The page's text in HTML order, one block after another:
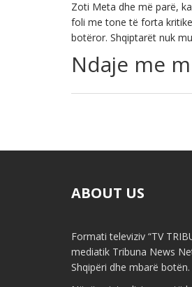
Zoti Meta dhe më parë,
foli me tone të forta
botëror. Shqiptarët nuk
Ndaje me
ABOUT US
Formati televiziv “TV
mediatik Tribuna News
Shqipëri dhe mbarë botën.